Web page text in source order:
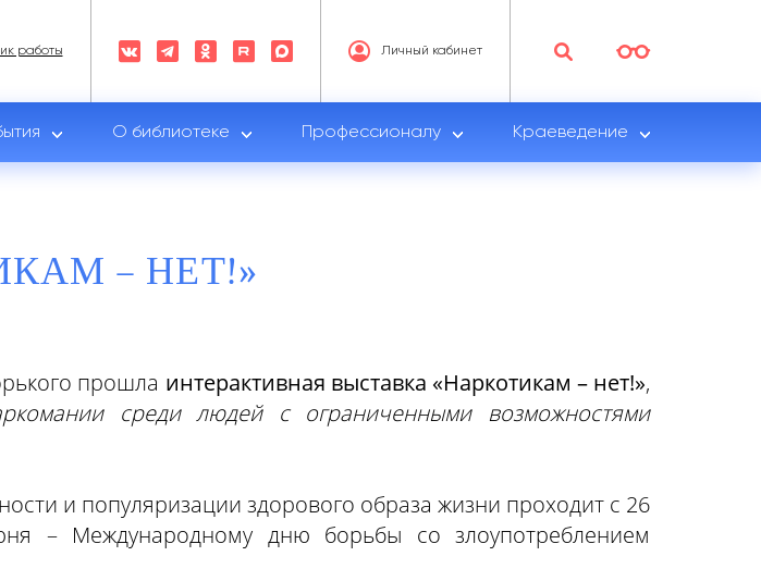
работы Личный кабинет
О библиотеке Профессионалу Краеведение
– НЕТ!»
прошла интерактивная выставка «Наркотикам – нет!»,
среди людей с ограниченными возможностями
и популяризации здорового образа жизни проходит с 26
Международному дню борьбы со злоупотреблением